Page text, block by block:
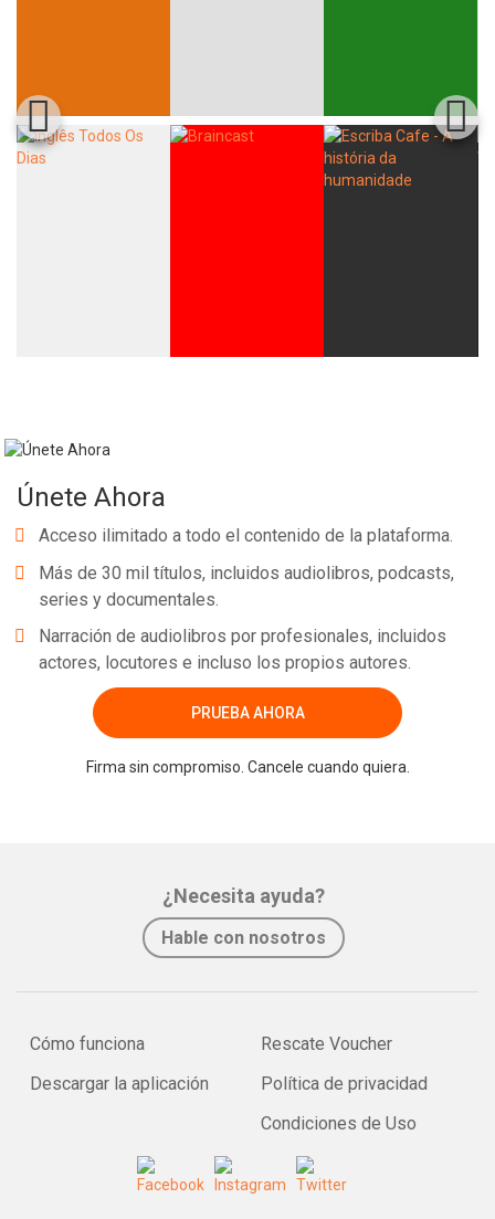
Únete Ahora
Acceso ilimitado a todo el contenido de la plataforma.
Más de 30 mil títulos, incluidos audiolibros, podcasts,
series y documentales.
Narración de audiolibros por profesionales, incluidos
actores, locutores e incluso los propios autores.
PRUEBA AHORA
Firma sin compromiso. Cancele cuando quiera.
¿Necesita ayuda?
Hable con nosotros
Cómo funciona
Descargar la aplicación
Rescate Voucher
Política de privacidad
Condiciones de Uso